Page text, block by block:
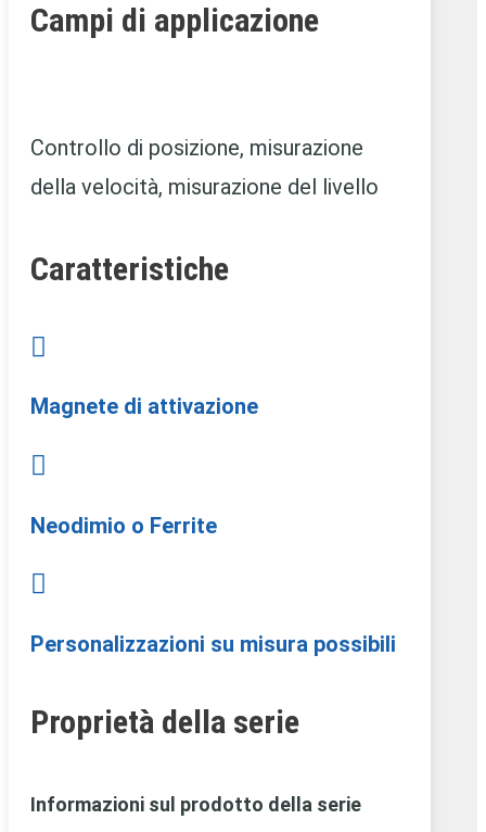
Campi di applicazione
Controllo di posizione, misurazione
della velocità, misurazione del livello
Caratteristiche

Magnete di attivazione

Neodimio o Ferrite

Personalizzazioni su misura possibili
Proprietà della serie
Informazioni sul prodotto della serie